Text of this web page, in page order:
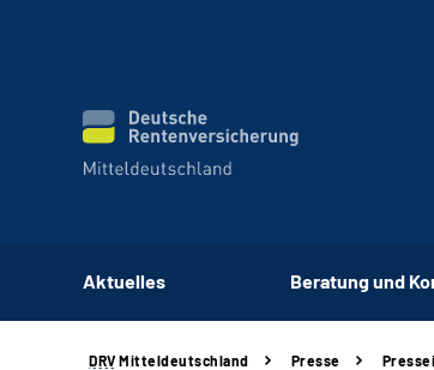
Aktuelles Beratung und
DRV Mitteldeutschland Presse